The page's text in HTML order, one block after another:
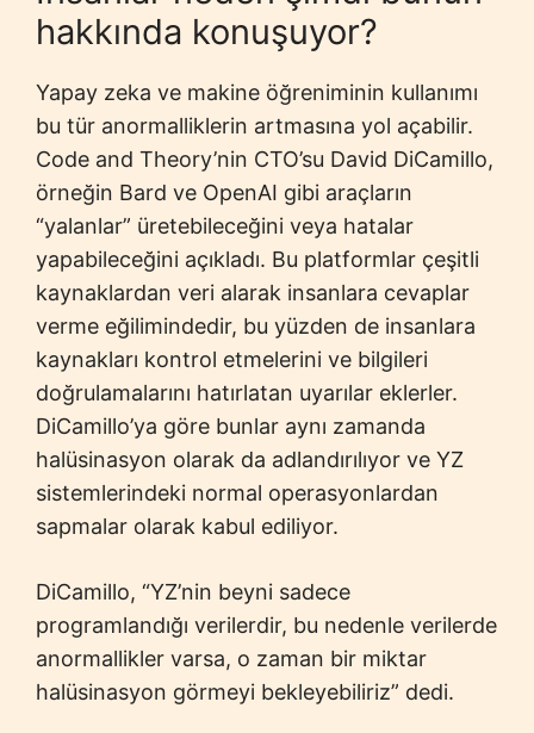
hakkında konuşuyor?
Yapay zeka ve makine öğreniminin kullanımı
bu tür anormalliklerin artmasına yol açabilir.
Code and Theory’nin CTO’su David DiCamillo,
örneğin Bard ve OpenAI gibi araçların
“yalanlar” üretebileceğini veya hatalar
yapabileceğini açıkladı. Bu platformlar çeşitli
kaynaklardan veri alarak insanlara cevaplar
verme eğilimindedir, bu yüzden de insanlara
kaynakları kontrol etmelerini ve bilgileri
doğrulamalarını hatırlatan uyarılar eklerler.
DiCamillo’ya göre bunlar aynı zamanda
halüsinasyon olarak da adlandırılıyor ve YZ
sistemlerindeki normal operasyonlardan
sapmalar olarak kabul ediliyor.
DiCamillo, “YZ’nin beyni sadece
programlandığı verilerdir, bu nedenle verilerde
anormallikler varsa, o zaman bir miktar
halüsinasyon görmeyi bekleyebiliriz” dedi.